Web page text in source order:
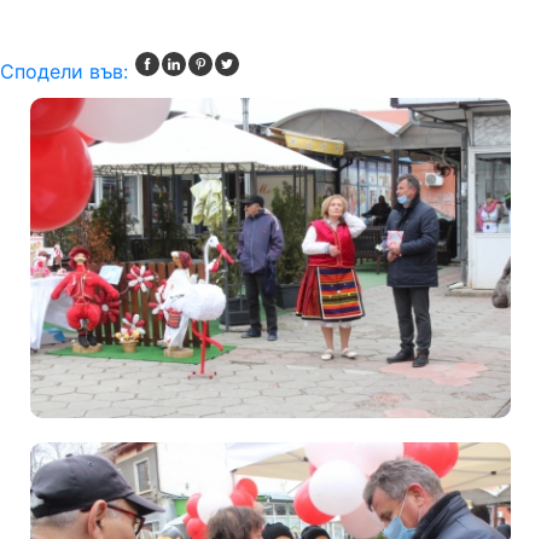
Сподели във: